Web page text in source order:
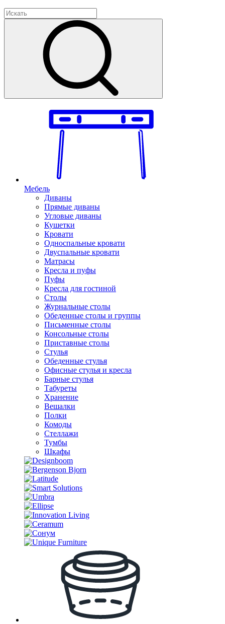
Мебель
Диваны
Прямые диваны
Угловые диваны
Кушетки
Кровати
Односпальные кровати
Двуспальные кровати
Матрасы
Кресла и пуфы
Пуфы
Кресла для гостиной
Столы
Журнальные столы
Обеденные столы и группы
Письменные столы
Консольные столы
Приставные столы
Стулья
Обеденные стулья
Офисные стулья и кресла
Барные стулья
Табуреты
Хранение
Вешалки
Полки
Комоды
Стеллажи
Тумбы
Шкафы